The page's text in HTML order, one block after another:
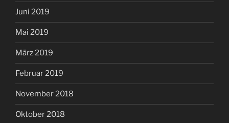
Juni 2019
Mai 2019
März 2019
Februar 2019
November 2018
Oktober 2018